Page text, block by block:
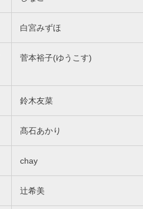
白宮みずほ
菅本裕子(ゆうこす)
鈴木友菜
髙石あかり
chay
辻希美